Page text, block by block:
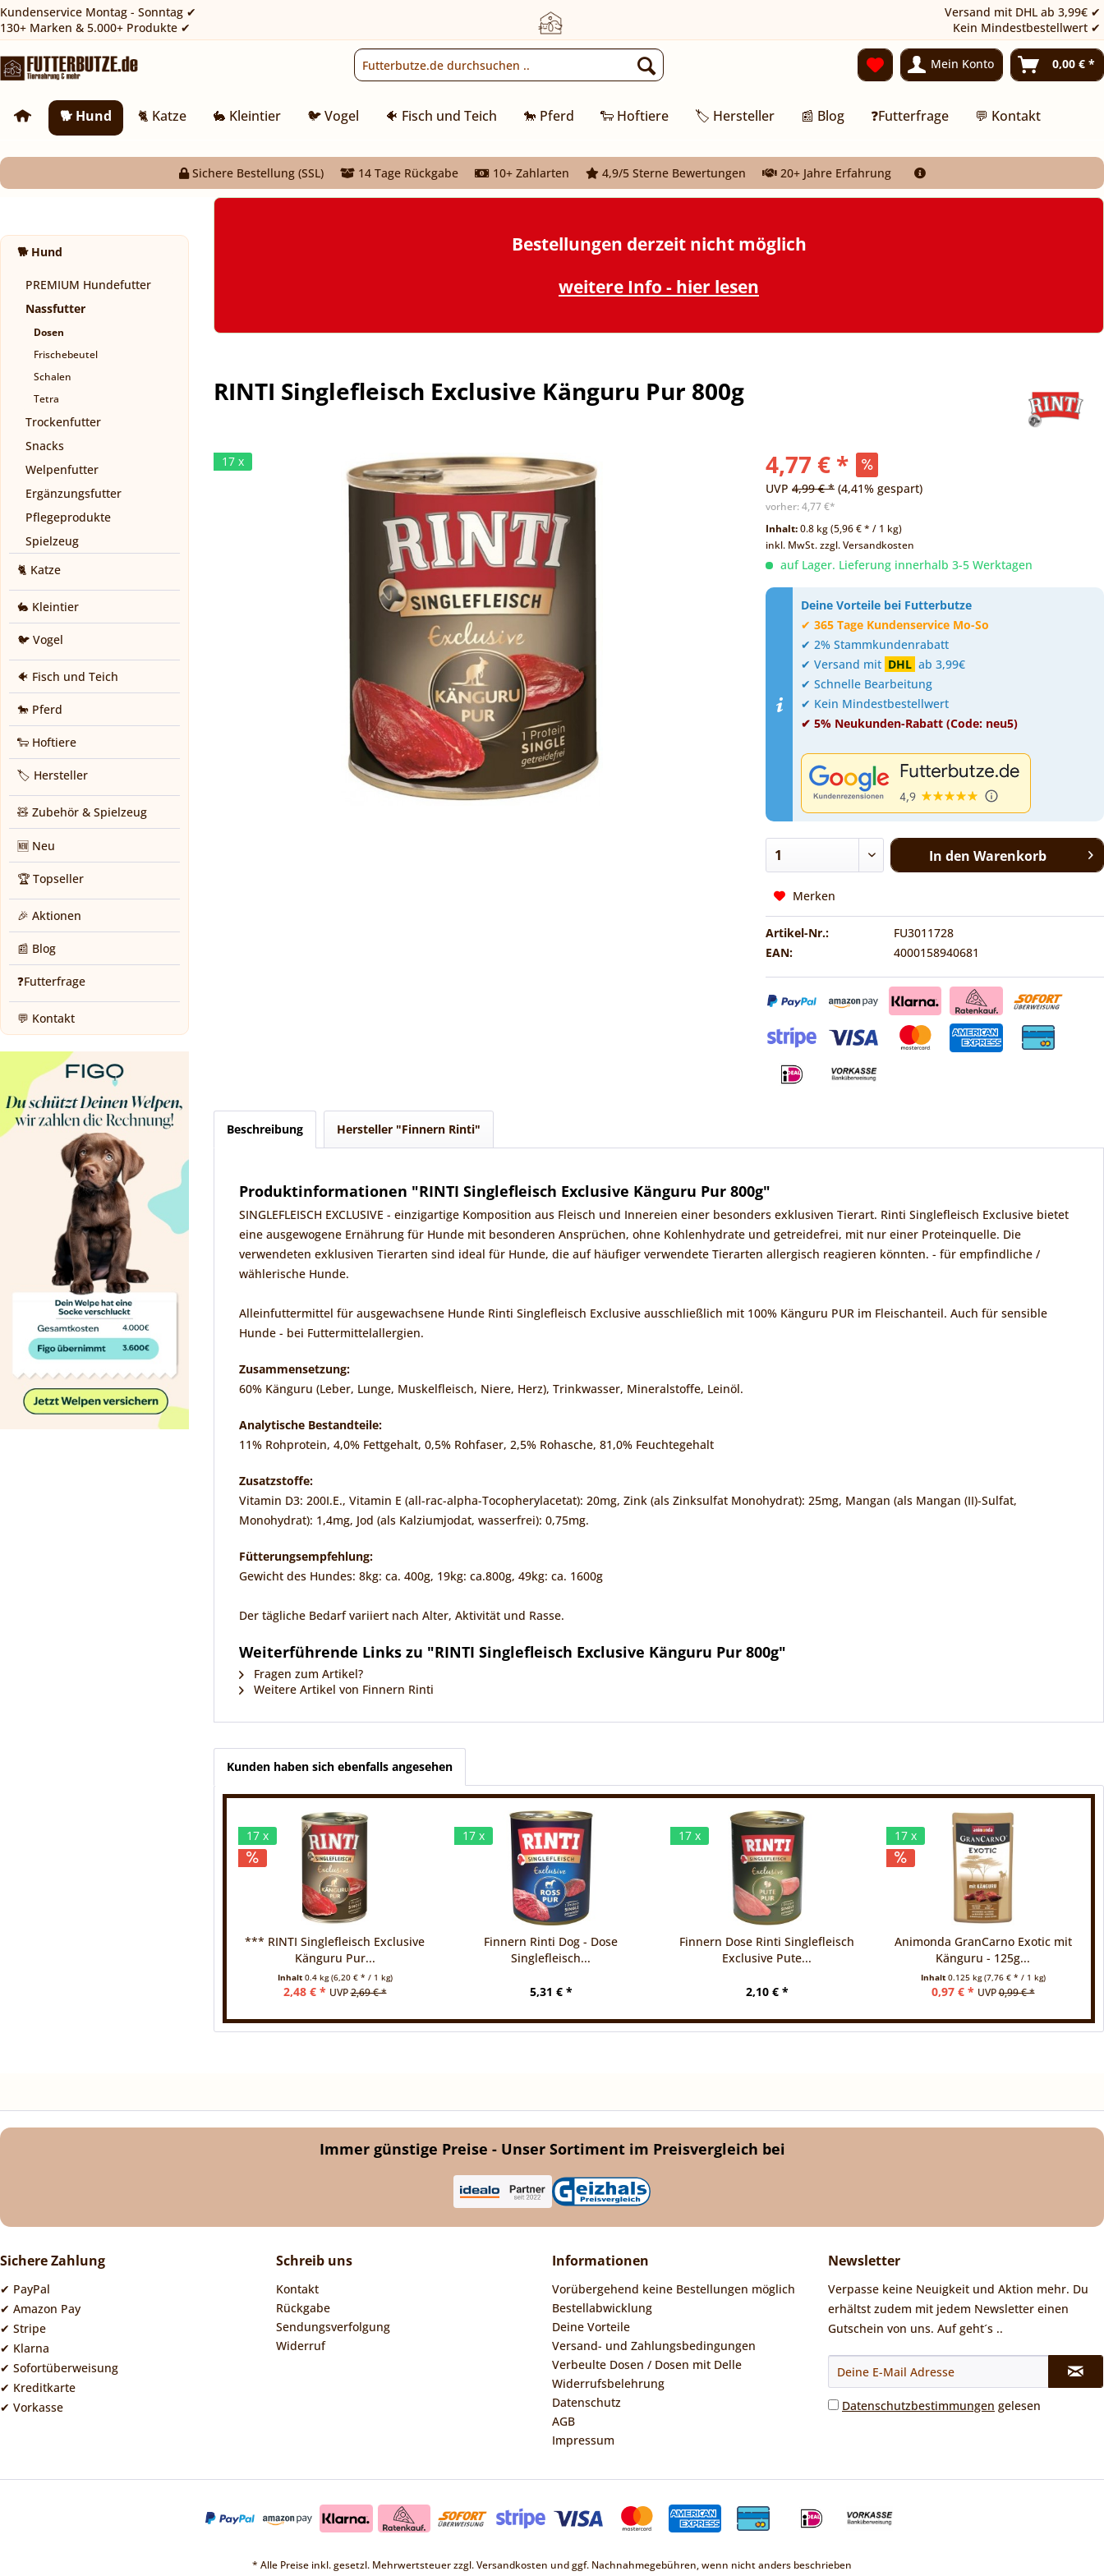
Kundenservice Montag - Sonntag ✔
130+ Marken & 5.000+ Produkte ✔
Versand mit DHL ab 3,99€ ✔
Kein Mindestbestellwert ✔
Mein Konto 0,00 € *
🐕 Hund 🐈 Katze 🐇 Kleintier 🐦 Vogel 🐠 Fisch und Teich 🐎 Pferd 🐑 Hoftiere 🏷️ Hersteller 📰 Blog ❓Futterfrage 💬 Kontakt
Sichere Bestellung (SSL) 14 Tage Rückgabe 10+ Zahlarten 4,9/5 Sterne Bewertungen 20+ Jahre Erfahrung
🐕 Hund
PREMIUM Hundefutter
Nassfutter
Dosen
Frischebeutel
Schalen
Tetra
Trockenfutter
Snacks
Welpenfutter
Ergänzungsfutter
Pflegeprodukte
Spielzeug
🐈 Katze
🐇 Kleintier
🐦 Vogel
🐠 Fisch und Teich
🐎 Pferd
🐑 Hoftiere
🏷️ Hersteller
🧸 Zubehör & Spielzeug
🆕 Neu
🏆 Topseller
🎉 Aktionen
📰 Blog
❓Futterfrage
💬 Kontakt
Bestellungen derzeit nicht möglich
weitere Info - hier lesen
RINTI Singlefleisch Exclusive Känguru Pur 800g
17 x 4,77 € *
UVP4,99 € * (4,41% gespart)
vorher:4,77 €*
Inhalt:0.8 kg (5,96 € * / 1 kg)
inkl. MwSt.zzgl. Versandkosten
auf Lager. Lieferung innerhalb 3-5 Werktagen
Deine Vorteile bei Futterbutze
✔365 Tage Kundenservice Mo-So
✔ 2% Stammkundenrabatt
✔ Versand mit DHL ab 3,99€
✔ Schnelle Bearbeitung
✔ Kein Mindestbestellwert
✔ 5% Neukunden-Rabatt (Code: neu5)
In den Warenkorb
Merken
Artikel-Nr.:
FU3011728
EAN:
4000158940681
Beschreibung Hersteller "Finnern Rinti"
Produktinformationen "RINTI Singlefleisch Exclusive Känguru Pur 800g"
SINGLEFLEISCH EXCLUSIVE - einzigartige Komposition aus Fleisch und Innereien einer besonders exklusiven Tierart. Rinti Singlefleisch Exclusive bietet
eine ausgewogene Ernährung für Hunde mit besonderen Ansprüchen, ohne Kohlenhydrate und getreidefrei, mit nur einer Proteinquelle. Die
verwendeten exklusiven Tierarten sind ideal für Hunde, die auf häufiger verwendete Tierarten allergisch reagieren könnten. - für empfindliche /
wählerische Hunde.
Alleinfuttermittel für ausgewachsene Hunde Rinti Singlefleisch Exclusive ausschließlich mit 100% Känguru PUR im Fleischanteil. Auch für sensible
Hunde - bei Futtermittelallergien.
Zusammensetzung:
60% Känguru (Leber, Lunge, Muskelfleisch, Niere, Herz), Trinkwasser, Mineralstoffe, Leinöl.
Analytische Bestandteile:
11% Rohprotein, 4,0% Fettgehalt, 0,5% Rohfaser, 2,5% Rohasche, 81,0% Feuchtegehalt
Zusatzstoffe:
Vitamin D3: 200I.E., Vitamin E (all-rac-alpha-Tocopherylacetat): 20mg, Zink (als Zinksulfat Monohydrat): 25mg, Mangan (als Mangan (II)-Sulfat,
Monohydrat): 1,4mg, Jod (als Kalziumjodat, wasserfrei): 0,75mg.
Fütterungsempfehlung:
Gewicht des Hundes: 8kg: ca. 400g, 19kg: ca.800g, 49kg: ca. 1600g
Der tägliche Bedarf variiert nach Alter, Aktivität und Rasse.
Weiterführende Links zu "RINTI Singlefleisch Exclusive Känguru Pur 800g"
Fragen zum Artikel?
Weitere Artikel von Finnern Rinti
Kunden haben sich ebenfalls angesehen
17 x
*** RINTI Singlefleisch Exclusive
Känguru Pur...
Inhalt 0.4 kg(6,20 € * / 1 kg)
2,48 € * UVP2,69 € *
17 x
Finnern Rinti Dog - Dose
Singlefleisch...
5,31 € *
17 x
Finnern Dose Rinti Singlefleisch
Exclusive Pute...
2,10 € *
17 x
Animonda GranCarno Exotic mit
Känguru - 125g...
Inhalt 0.125 kg(7,76 € * / 1 kg)
0,97 € * UVP0,99 € *
Immer günstige Preise - Unser Sortiment im Preisvergleich bei
Sichere Zahlung
✔ PayPal
✔ Amazon Pay
✔ Stripe
✔ Klarna
✔ Sofortüberweisung
✔ Kreditkarte
✔ Vorkasse
Schreib uns
Kontakt
Rückgabe
Sendungsverfolgung
Widerruf
Informationen
Vorübergehend keine Bestellungen möglich
Bestellabwicklung
Deine Vorteile
Versand- und Zahlungsbedingungen
Verbeulte Dosen / Dosen mit Delle
Widerrufsbelehrung
Datenschutz
AGB
Impressum
Newsletter
Verpasse keine Neuigkeit und Aktion mehr. Du
erhältst zudem mit jedem Newsletter einen
Gutschein von uns. Auf geht´s ..
Datenschutzbestimmungen gelesen
* Alle Preise inkl. gesetzl. Mehrwertsteuer zzgl.Versandkosten und ggf. Nachnahmegebühren, wenn nicht anders beschrieben